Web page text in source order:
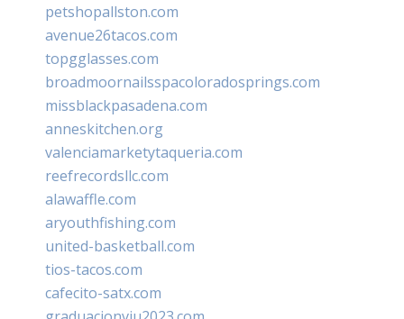
petshopallston.com
avenue26tacos.com
topgglasses.com
broadmoornailsspacoloradosprings.com
missblackpasadena.com
anneskitchen.org
valenciamarketytaqueria.com
reefrecordsllc.com
alawaffle.com
aryouthfishing.com
united-basketball.com
tios-tacos.com
cafecito-satx.com